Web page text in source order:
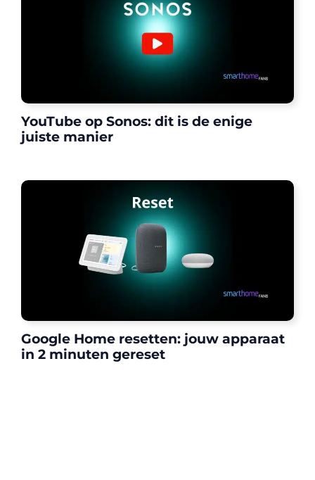
YouTube op Sonos: dit is de enige
juiste manier
Google Home resetten: jouw apparaat
in 2 minuten gereset